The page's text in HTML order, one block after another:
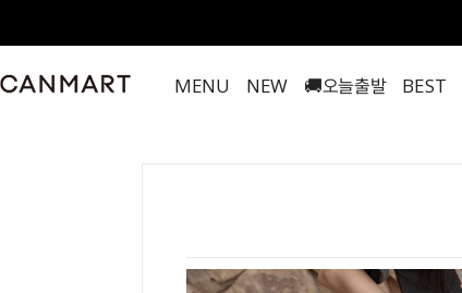
MENU NEW 🚚오늘출발 BEST